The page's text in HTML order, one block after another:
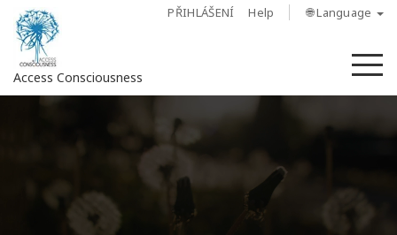
PŘIHLÁŠENÍ Help 🌐 Language
Access Consciousness
Your
Account